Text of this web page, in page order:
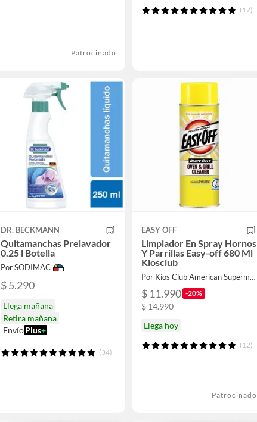
Patrocinado
(17)
DR. BECKMANN
Quitamanchas Prelavador
0.25 l Botella
Por SODIMAC
$ 5.290
Llega mañana
Retira mañana
Envío Plus+
(34)
EASY OFF
Limpiador En Spray Hornos
Y Parrillas Easy-off 680 Ml
Kiosclub
Por Kios Club American Supermarket
$ 11.990 -20%
$ 14.990
Llega hoy
(12)
Patrocinado